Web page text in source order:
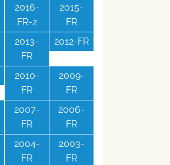
2016-
FR-2
2015-
FR
2013-
FR
2012-FR
2010-
FR
2009-
FR
2007-
FR
2006-
FR
2004-
FR
2003-
FR